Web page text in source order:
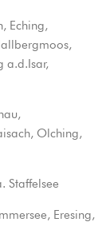
Eching,
a.d.Isar,
Olching,
Staffelsee
Eresing,